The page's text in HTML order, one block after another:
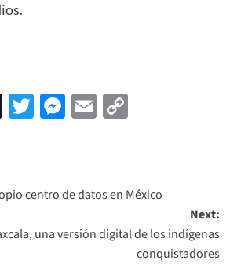
Threads
Twitter
Messenger
EmailCopy
centro de datos en México
Next:
una versión digital de los indígenas
conquistadores